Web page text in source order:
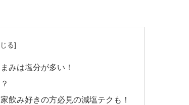
みは塩分が多い！
飲み好きの方必見の減塩テクも！